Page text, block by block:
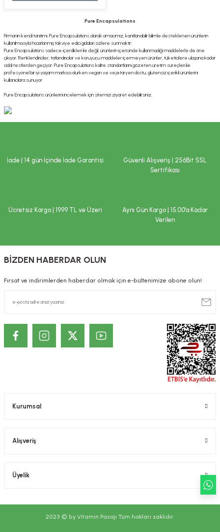
Pure Encapsulations
Firmanın kendi tanıtımı: Pure Encapsulations olarak amacımız, kanıtlanabilir bilimle desteklenen ürünlerin
kullanılmasıyla hazırlanmış takviye edici gıdaları sizlere sunmaktır.
Pure Encapsulations sadece içerdikleri ile değil, ürünlerin içerisinde kullanmadığı maddelerle de öne
çıkıyor. Renklendiriciler, tatlandırıcılar ve koruyucu maddeler içermeyen ürünler, tüketicilere ulaşana kadar
ciddi testlerden geçiyor. Pure Encapsulations kalite standartlarını gözeten üretim süreçleri ile
profesyonel bir iyi yaşam markası olurken vegan ve vejetaryen dostu, glutensiz içerikli ürünlerini
kullanıcılara sunuyor.
Pure Encapsulations ürünlerini incelemek için sitemizi ziyaret edebilirsiniz.
İade | 14 gün İçinde İade Garantisi
Güvenli Alışveriş | 256Bit SSL
Sertifikası
Ücretsiz Kargo | 1999 TL ve Üzeri
Aynı Gün Kargo | 15.00’a Kadar
Verilen
BİZDEN HABERDAR OLUN
Fırsat ve indirimlerden haberdar olmak için e-bültenimize abone olun!
Kurumsal
Alışveriş
Üyelik
2023 © by Vitamin Pasajı Tüm hakları saklıdır.